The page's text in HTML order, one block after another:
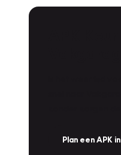
Plan een APK in